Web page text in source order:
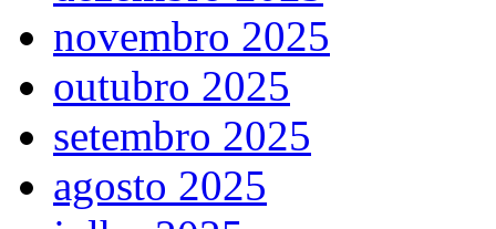
novembro 2025
outubro 2025
setembro 2025
agosto 2025